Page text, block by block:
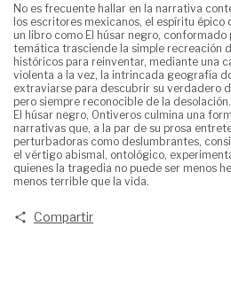
No es frecuente hallar en la narrativa
los escritores mexicanos, el espíritu épico
un libro como El húsar negro, conformado
temática trasciende la simple recreación
históricos para reinventar, mediante una
violenta a la vez, la intrincada geografía
extraviarse para descubrir su verdadero
pero siempre reconocible de la
El húsar negro, Ontiveros culmina una
narrativas que, a la par de su prosa
perturbadoras como deslumbrantes,
el vértigo abismal, ontológico,
quienes la tragedia no puede ser menos
menos terrible que la vida.
Compartir